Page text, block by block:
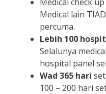
Medical lain
percuma.
Lebih 100
Selalunya
hospital panel
Wad 365 hari
100 – 200 hari